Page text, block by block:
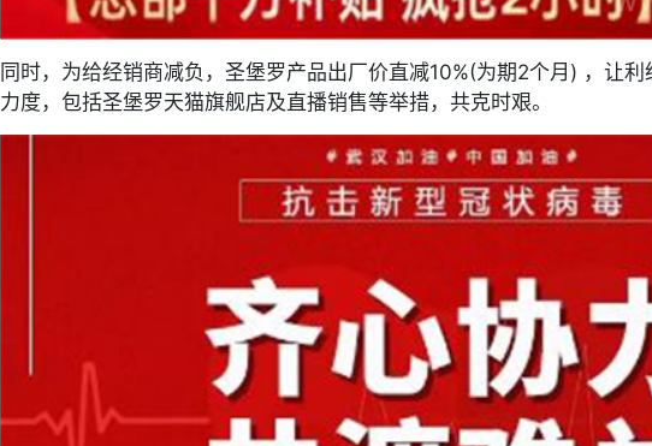
同时，为给经销商减负，圣堡罗产品出厂价直减10%(为期2个月) ，让
力度，包括圣堡罗天猫旗舰店及直播销售等举措，共克时艰。